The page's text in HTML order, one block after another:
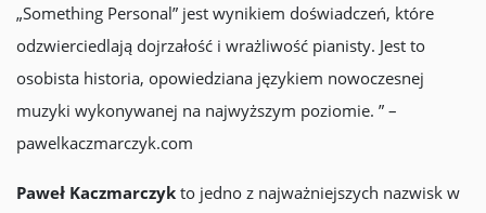
„Something Personal” jest wynikiem doświadczeń, które
odzwierciedlają dojrzałość i wrażliwość pianisty. Jest to
osobista historia, opowiedziana językiem nowoczesnej
muzyki wykonywanej na najwyższym poziomie. ” –
pawelkaczmarczyk.com
Paweł Kaczmarczyk to jedno z najważniejszych nazwisk w